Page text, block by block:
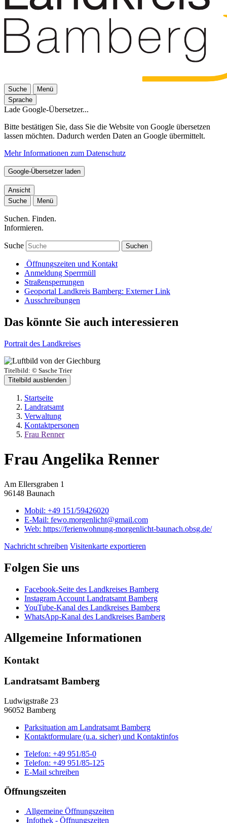
Suche
Menü
Sprache
Lade Google-Übersetzer...
Bitte bestätigen Sie, dass Sie die Website von Google übersetzen
lassen möchten. Dadurch werden Daten an Google übermittelt.
Mehr Informationen zum Datenschutz
Google-Übersetzer laden
Ansicht
Suche
Menü
Suchen. Finden.
Informieren.
Suche Suchen
Öffnungszeiten und Kontakt
Anmeldung Sperrmüll
Straßensperrungen
Geoportal Landkreis Bamberg: Externer Link
Ausschreibungen
Das könnte Sie auch interessieren
Portrait des Landkreises
Titelbild: © Sasche Trier
Titelbild ausblenden
Startseite
Landratsamt
Verwaltung
Kontaktpersonen
Frau Renner
Frau Angelika Renner
Am Ellersgraben 1
96148 Baunach
Mobil: +49 151/59426020
E-Mail: fewo.morgenlicht@gmail.com
Web: https://ferienwohnung-morgenlicht-baunach.obsg.de/
Nachricht schreiben Visitenkarte exportieren
Folgen Sie uns
Facebook-Seite des Landkreises Bamberg
Instagram Account Landratsamt Bamberg
YouTube-Kanal des Landkreises Bamberg
WhatsApp-Kanal des Landkreises Bamberg
Allgemeine Informationen
Kontakt
Landratsamt Bamberg
Ludwigstraße 23
96052 Bamberg
Parksituation am Landratsamt Bamberg
Kontaktformulare (u.a. sicher) und Kontaktinfos
Telefon: +49 951/85-0
Telefon: +49 951/85-125
E-Mail schreiben
Öffnungszeiten
Allgemeine Öffnungszeiten
Infothek - Öffnungszeiten